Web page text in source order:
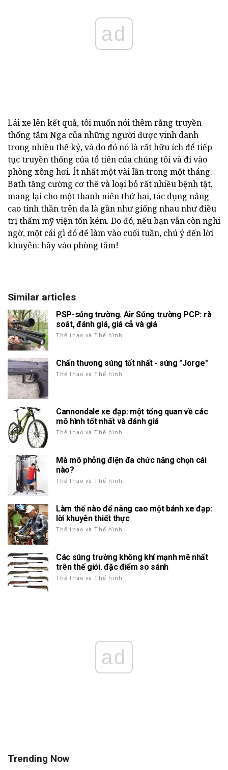
ad
Lái xe lên kết quả, tôi muốn nói thêm rằng truyền
thống tắm Nga của những người được vinh danh
trong nhiều thế kỷ, và do đó nó là rất hữu ích để tiếp
tục truyền thống của tổ tiên của chúng tôi và đi vào
phòng xông hơi. Ít nhất một vài lần trong một tháng.
Bath tăng cường cơ thể và loại bỏ rất nhiều bệnh tật,
mang lại cho một thanh niên thứ hai, tác dụng nâng
cao tinh thần trên da là gần như giống nhau như điều
trị thẩm mỹ viện tốn kém. Do đó, nếu bạn vẫn còn nghi
ngờ, một cái gì đó để làm vào cuối tuần, chú ý đến lời
khuyên: hãy vào phòng tắm!
Similar articles
PSP-súng trường. Air Súng trường PCP: rà
soát, đánh giá, giá cả và giá
Thể thao và Thể hình
Chấn thương súng tốt nhất - súng "Jorge"
Thể thao và Thể hình
Cannondale xe đạp: một tổng quan về các
mô hình tốt nhất và đánh giá
Thể thao và Thể hình
Mà mô phỏng điện đa chức năng chọn cái
nào?
Thể thao và Thể hình
Làm thế nào để nâng cao một bánh xe đạp:
lời khuyên thiết thực
Thể thao và Thể hình
Các súng trường không khí mạnh mẽ nhất
trên thế giới. đặc điểm so sánh
Thể thao và Thể hình
ad
Trending Now